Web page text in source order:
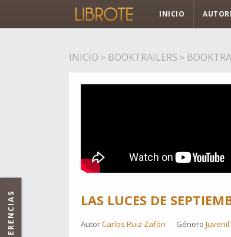
INICIO
INICIO > BOOKTRAILERS >
LAS LUCES DE
AutorCarlos Ruiz Zafón Género Juvenil
SUGERENCIAS